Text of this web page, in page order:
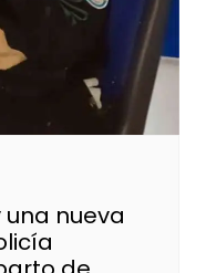
una nueva